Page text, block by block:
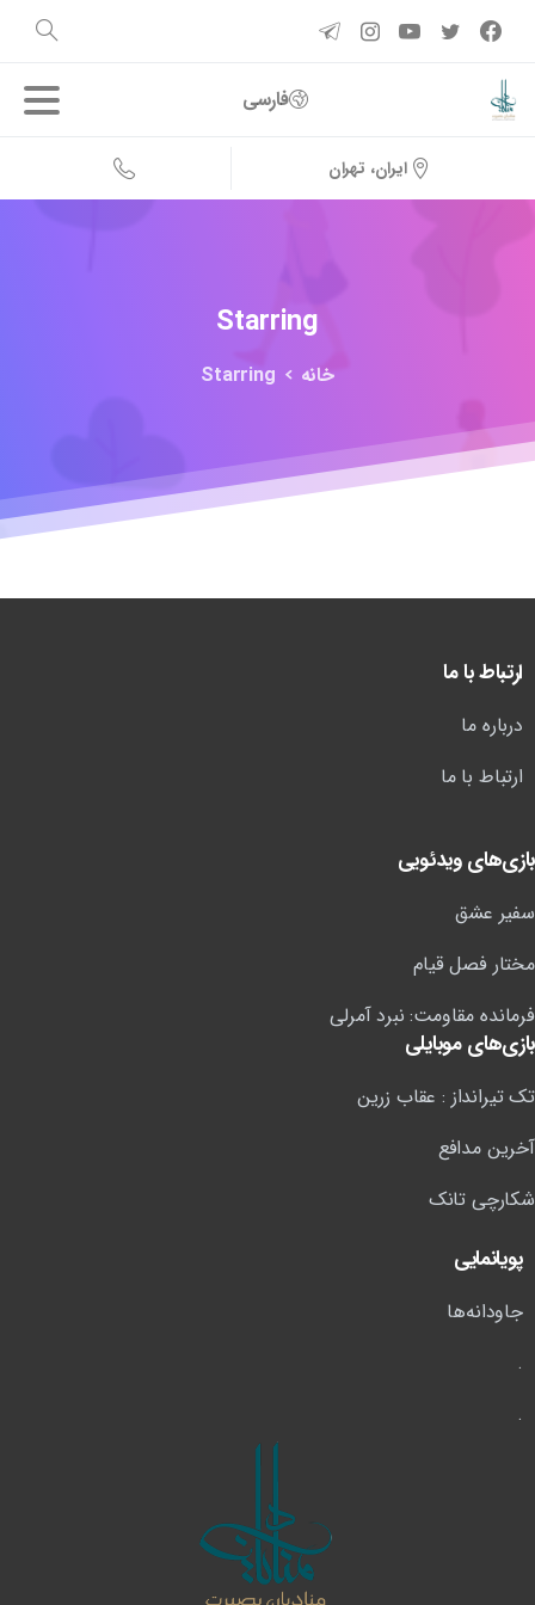
فارسی
ایران، تهران
Starring
خانه Starring
ارتباط با ما
درباره ما
ارتباط با ما
بازی‌های ویدئویی
سفیر عشق
مختار فصل قیام
فرمانده مقاومت: نبرد آمرلی
بازی‌های موبایلی
تک تیرانداز : عقاب زرین
آخرین مدافع
شکارچی تانک
پویانمایی
جاودانه‌ها
.
.